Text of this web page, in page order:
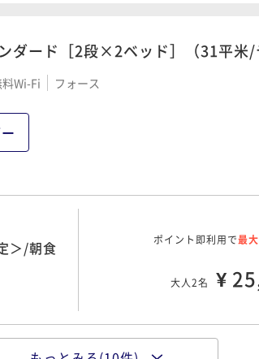
国の天
¥
/2食付
¥
しむディ ポイント即利用で
イ～ポ
¥
約50種
ポイント即利用で 最
大人2名 ¥
ダード［2段×2ベッド］（31平米/
料Wi-Fi フォース
＞/朝食
ポイント即利用で最
大人2名 ¥